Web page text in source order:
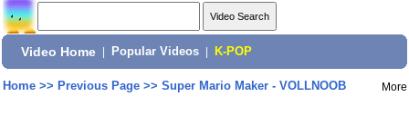
Video Home Popular Videos K-POP
Home>> Previous Page>> Super Mario Maker - VOLLNOOB More